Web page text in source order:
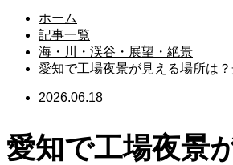
ホーム
記事一覧
海・川・渓谷・展望・絶景
愛知で工場夜景が見える場所は
2026.06.18
愛知で工場夜景